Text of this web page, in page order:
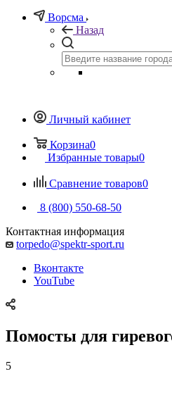
Ворсма
Назад
Личный кабинет
Корзина0
Избранные товары0
Сравнение товаров0
8 (800) 550-68-50
Контактная информация
torpedo@spektr-sport.ru
Вконтакте
YouTube
Помосты для
5